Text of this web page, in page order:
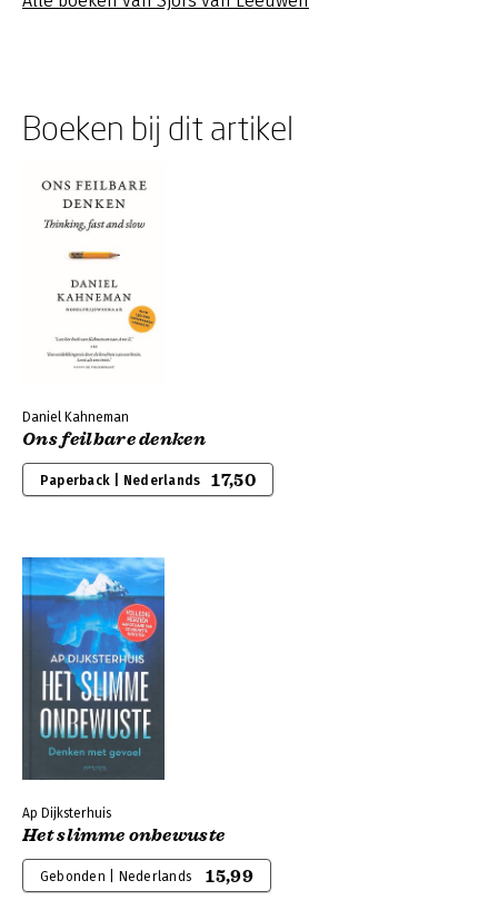
Boeken bij dit artikel
Daniel Kahneman
Ons feilbare denken
Paperback | Nederlands 17,50
Ap Dijksterhuis
Het slimme onbewuste
Gebonden | Nederlands 15,99